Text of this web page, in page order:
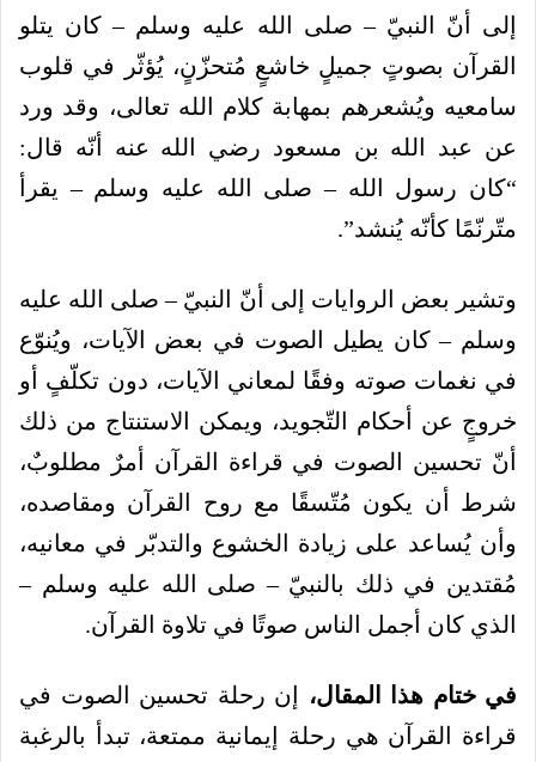
إلى أنّ النبيّ – صلى الله عليه وسلم – كان يتلو
القرآن بصوتٍ جميلٍ خاشعٍ مُتحزّنٍ، يُؤثّر في قلوب
سامعيه ويُشعرهم بمهابة كلام الله تعالى، وقد ورد
عن عبد الله بن مسعود رضي الله عنه أنّه قال:
“كان رسول الله – صلى الله عليه وسلم – يقرأ
متّرنّمًا كأنّه يُنشد”.
وتشير بعض الروايات إلى أنّ النبيّ – صلى الله عليه
وسلم – كان يطيل الصوت في بعض الآيات، ويُنوّع
في نغمات صوته وفقًا لمعاني الآيات، دون تكلّفٍ أو
خروجٍ عن أحكام التّجويد، ويمكن الاستنتاج من ذلك
أنّ تحسين الصوت في قراءة القرآن أمرٌ مطلوبٌ،
شرط أن يكون مُتّسقًا مع روح القرآن ومقاصده،
وأن يُساعد على زيادة الخشوع والتدبّر في معانيه،
مُقتدين في ذلك بالنبيّ – صلى الله عليه وسلم –
الذي كان أجمل الناس صوتًا في تلاوة القرآن.
في ختام هذا المقال،
إن رحلة تحسين الصوت في
قراءة القرآن هي رحلة إيمانية ممتعة، تبدأ بالرغبة